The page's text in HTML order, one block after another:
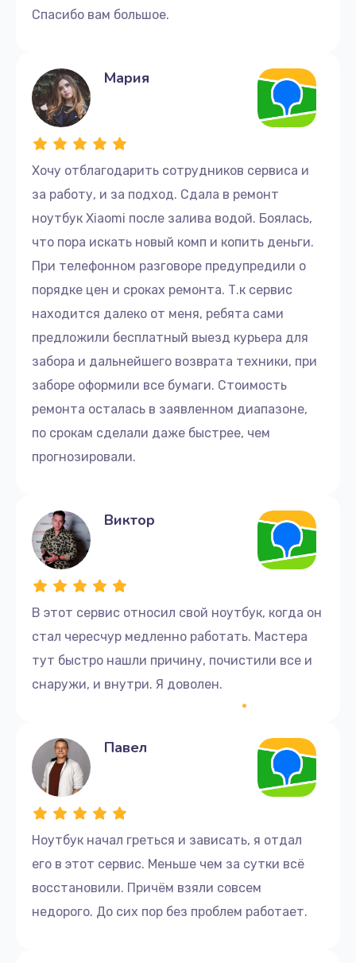
Спасибо вам большое.
Хочу отблагодарить сотрудников сервиса и
за работу, и за подход. Сдала в ремонт
ноутбук Xiaomi после залива водой. Боялась,
что пора искать новый комп и копить деньги.
При телефонном разговоре предупредили о
порядке цен и сроках ремонта. Т.к сервис
находится далеко от меня, ребята сами
предложили бесплатный выезд курьера для
забора и дальнейшего возврата техники, при
заборе оформили все бумаги. Стоимость
ремонта осталась в заявленном диапазоне,
по срокам сделали даже быстрее, чем
прогнозировали.
Мария
В этот сервис относил свой ноутбук, когда он
стал чересчур медленно работать. Мастера
тут быстро нашли причину, почистили все и
снаружи, и внутри. Я доволен.
Виктор
Ноутбук начал греться и зависать, я отдал
его в этот сервис. Меньше чем за сутки всё
восстановили. Причём взяли совсем
недорого. До сих пор без проблем работает.
Павел